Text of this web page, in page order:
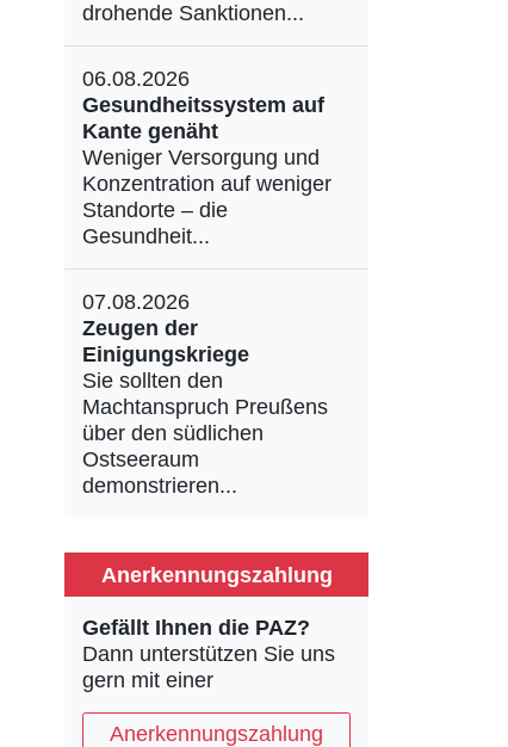
drohende Sanktionen...
06.08.2026
Gesundheitssystem auf
Kante genäht
Weniger Versorgung und
Konzentration auf weniger
Standorte – die
Gesundheit...
07.08.2026
Zeugen der
Einigungskriege
Sie sollten den
Machtanspruch Preußens
über den südlichen
Ostseeraum
demonstrieren...
Anerkennungszahlung
Gefällt Ihnen die PAZ?
Dann unterstützen Sie uns
gern mit einer
Anerkennungszahlung